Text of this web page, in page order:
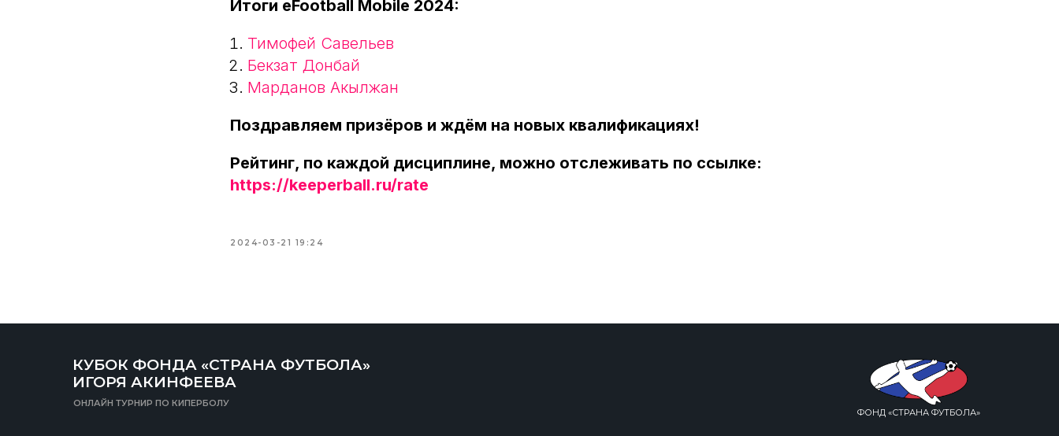
Итоги eFootball Mobile 2024:
Тимофей Савельев
Бекзат Донбай
Марданов Акылжан
Поздравляем призёров и ждём на новых квалификациях!
Рейтинг, по каждой дисциплине, можно отслеживать по ссылке:
https://keeperball.ru/rate
2024-03-21 19:24
КУБОК ФОНДА «СТРАНА ФУТБОЛА»
ИГОРЯ АКИНФЕЕВА
ОНЛАЙН ТУРНИР ПО КИПЕРБОЛУ
ФОНД «СТРАНА ФУТБОЛА»